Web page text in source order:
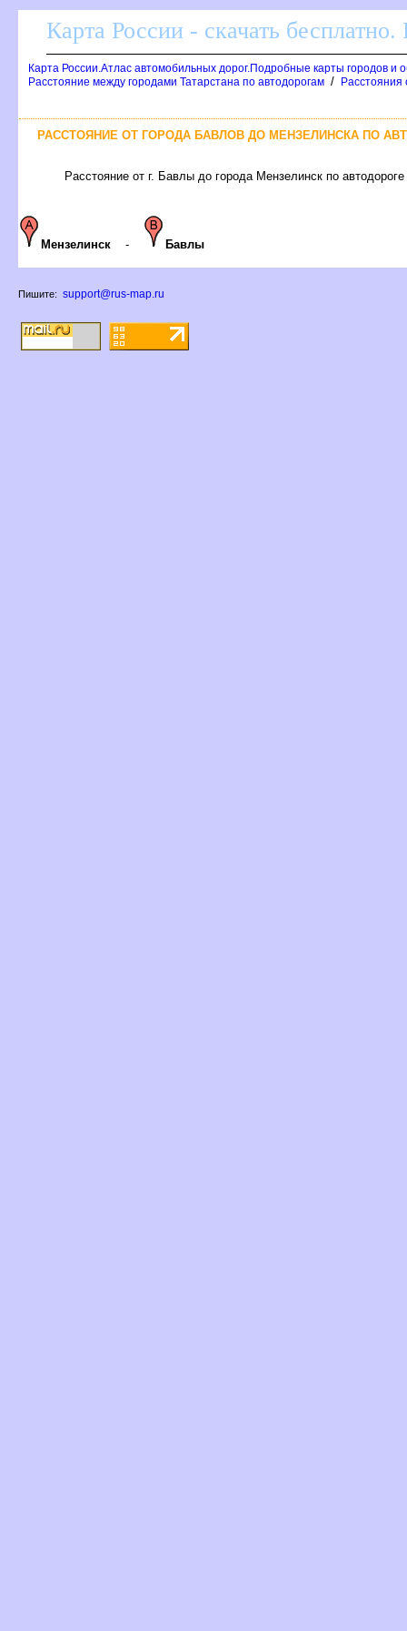
Карта России - скачать
Карта России.Атлас автомобильных дорог.Подробные карты городов и
Расстояние между городами Татарстана по автодорогам / Расстояния
РАССТОЯНИЕ ОТ ГОРОДА БАВЛОВ ДО МЕНЗЕЛИНСКА ПО
Расстояние от г. Бавлы до города Мензелинск по
Мензелинск - Бавлы
Пишите: support@rus-map.ru